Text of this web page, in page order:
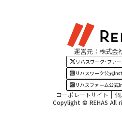
四国・九州エリア運営元：株式会
リハスワーク･ファ
リハスワーク公式
リハスファーム公式
コーポレートサイト
個
Copylight © REHAS All